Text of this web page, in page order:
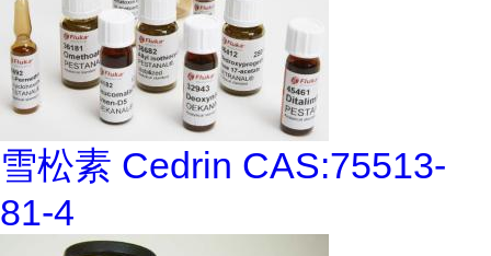
雪松素 Cedrin CAS:75513-
81-4